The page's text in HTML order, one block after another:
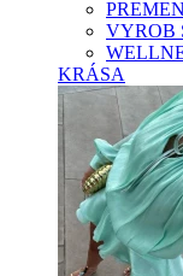
VYROB
KRÁSA